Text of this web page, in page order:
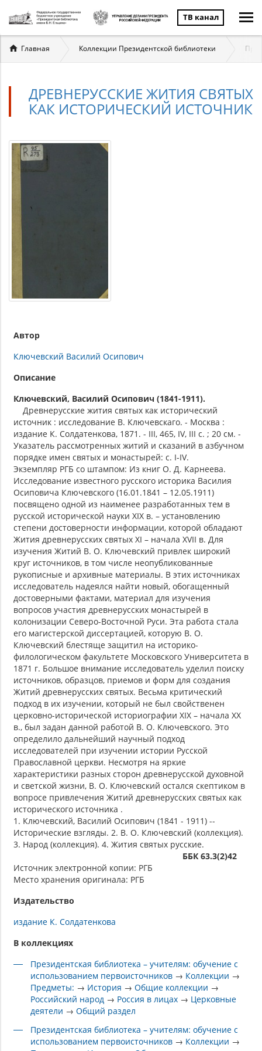
ТВ канал
Вы
здесь
Главная Коллекции Президентской библиотеки
ДРЕВНЕРУССКИЕ ЖИТИЯ СВЯТЫХ
КАК ИСТОРИЧЕСКИЙ ИСТОЧНИК
Автор
Ключевский Василий Осипович
Описание
Ключевский, Василий Осипович (1841-1911).
Древнерусские жития святых как исторический
источник : исследование В. Ключевскаго. - Москва :
издание К. Солдатенкова, 1871. - III, 465, IV, III с. ; 20 см. -
Указатель рассмотренных житий и сказаний в азбучном
порядке имен святых и монастырей: с. I-IV.
Экземпляр РГБ со штампом: Из книг О. Д. Карнеева.
Исследование известного русского историка Василия
Осиповича Ключевского (16.01.1841 – 12.05.1911)
посвящено одной из наименее разработанных тем в
русской исторической науки XIX в. – установлению
степени достоверности информации, которой обладают
Жития древнерусских святых XI – начала XVII в. Для
изучения Житий В. О. Ключевский привлек широкий
круг источников, в том числе неопубликованные
рукописные и архивные материалы. В этих источниках
исследователь надеялся найти новый, обогащенный
достоверными фактами, материал для изучения
вопросов участия древнерусских монастырей в
колонизации Северо-Восточной Руси. Эта работа стала
его магистерской диссертацией, которую В. О.
Ключевский блестяще защитил на историко-
филологическом факультете Московского Университета в
1871 г. Большое внимание исследователь уделил поиску
источников, образцов, приемов и форм для создания
Житий древнерусских святых. Весьма критический
подход в их изучении, который не был свойственен
церковно-исторической историографии XIX – начала XX
в., был задан данной работой В. О. Ключевского. Это
определило дальнейший научный подход
исследователей при изучении истории Русской
Православной церкви. Несмотря на яркие
характеристики разных сторон древнерусской духовной
и светской жизни, В. О. Ключевский остался скептиком в
вопросе привлечения Житий древнерусских святых как
исторического источника .
1. Ключевский, Василий Осипович (1841 - 1911) --
Исторические взгляды. 2. В. О. Ключевский (коллекция).
3. Народ (коллекция). 4. Жития святых русские.
ББК 63.3(2)42
Источник электронной копии: РГБ
Место хранения оригинала: РГБ
Издательство
издание К. Солдатенкова
В коллекциях
Президентская библиотека – учителям: обучение с
использованием первоисточников → Коллекции →
Предметы: → История →Общие коллекции →
Российский народ → Россия в лицах → Церковные
деятели →Общий раздел
Президентская библиотека – учителям: обучение с
использованием первоисточников → Коллекции →